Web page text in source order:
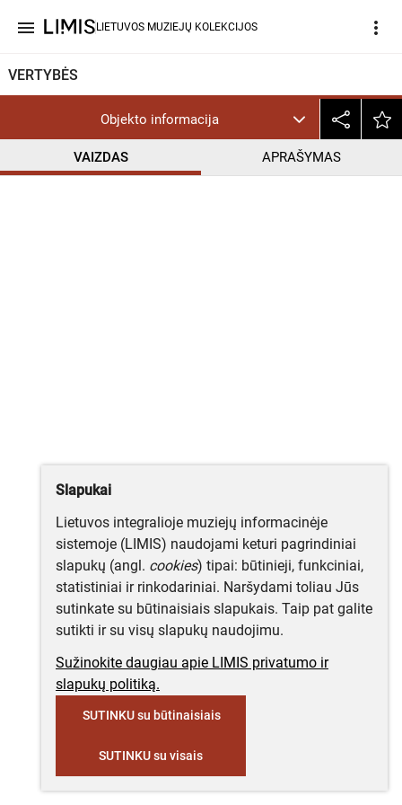
menu LIETUVOS MUZIEJŲ KOLEKCIJOS more_vert
VERTYBĖS
Objekto informacija
VAIZDAS APRAŠYMAS
Slapukai
Lietuvos integralioje muziejų informacinėje
sistemoje (LIMIS) naudojami keturi pagrindiniai
slapukų (angl. cookies) tipai: būtinieji, funkciniai,
statistiniai ir rinkodariniai. Naršydami toliau Jūs
sutinkate su būtinaisiais slapukais. Taip pat galite
sutikti ir su visų slapukų naudojimu.
Sužinokite daugiau apie LIMIS privatumo ir
slapukų politiką.
SUTINKU su būtinaisiais
SUTINKU su visais